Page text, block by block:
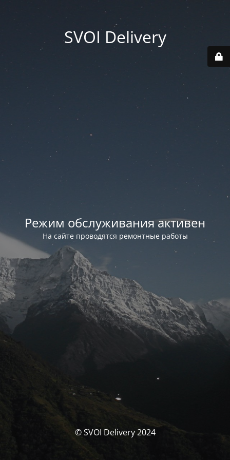
SVOI Delivery
Режим обслуживания активен
На сайте проводятся ремонтные работы
© SVOI Delivery 2024